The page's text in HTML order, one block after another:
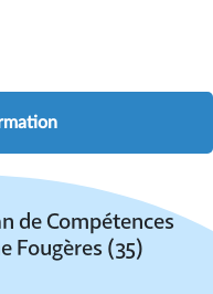
de Compétences
Fougères (35)